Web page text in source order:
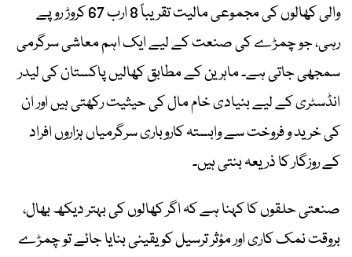
والی کھالوں کی مجموعی مالیت تقریباً 8 ارب 67 کروڑ روپے
رہی، جو چمڑے کی صنعت کے لیے ایک اہم معاشی سرگرمی
سمجھی جاتی ہے۔ ماہرین کے مطابق کھالیں پاکستان کی لیدر
انڈسٹری کے لیے بنیادی خام مال کی حیثیت رکھتی ہیں اور ان
کی خرید و فروخت سے وابستہ کاروباری سرگرمیاں ہزاروں افراد
کے روزگار کا ذریعہ بنتی ہیں۔
صنعتی حلقوں کا کہنا ہے کہ اگر کھالوں کی بہتر دیکھ بھال،
بروقت نمک کاری اور مؤثر ترسیل کو یقینی بنایا جائے تو چمڑے